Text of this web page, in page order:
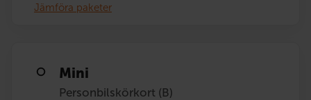
Jämföra paketer
Mini
Personbilskörkort (B)